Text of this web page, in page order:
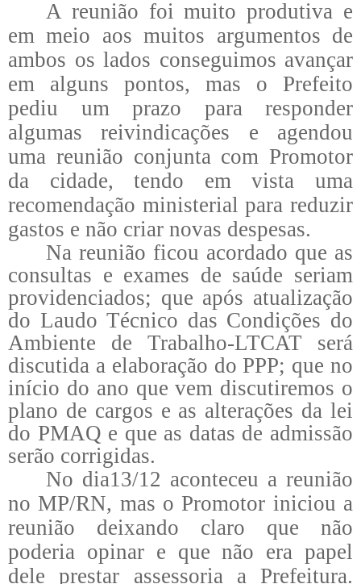
A reunião foi muito produtiva e
em meio aos muitos argumentos de
ambos os lados conseguimos avançar
em alguns pontos, mas o Prefeito
pediu um prazo para responder
algumas reivindicações e agendou
uma reunião conjunta com Promotor
da cidade, tendo em vista uma
recomendação ministerial para reduzir
gastos e não criar novas despesas.
Na reunião ficou acordado que as
consultas e exames de saúde seriam
providenciados; que após atualização
do Laudo Técnico das Condições do
Ambiente de Trabalho-LTCAT será
discutida a elaboração do PPP; que no
início do ano que vem discutiremos o
plano de cargos e as alterações da lei
do PMAQ e que as datas de admissão
serão corrigidas.
No dia13/12 aconteceu a reunião
no MP/RN, mas o Promotor iniciou a
reunião deixando claro que não
poderia opinar e que não era papel
dele prestar assessoria a Prefeitura.